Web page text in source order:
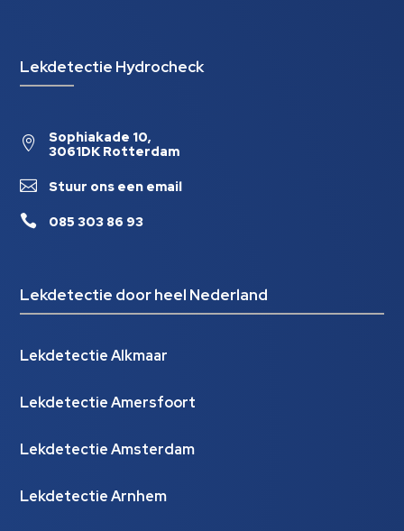
Lekdetectie Hydrocheck

Sophiakade 10,
3061DK Rotterdam
 Stuur ons een email
 085 303 86 93
Lekdetectie door heel Nederland
Lekdetectie Alkmaar
Lekdetectie Amersfoort
Lekdetectie Amsterdam
Lekdetectie Arnhem